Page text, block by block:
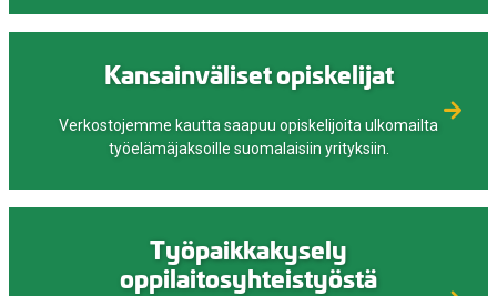
Kansainväliset opiskelijat
Verkostojemme kautta saapuu opiskelijoita ulkomailta
työelämäjaksoille suomalaisiin yrityksiin.
Työpaikkakysely
oppilaitosyhteistyöstä